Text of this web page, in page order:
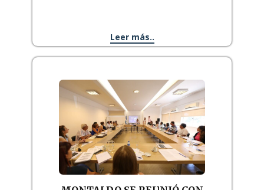
Leer más..